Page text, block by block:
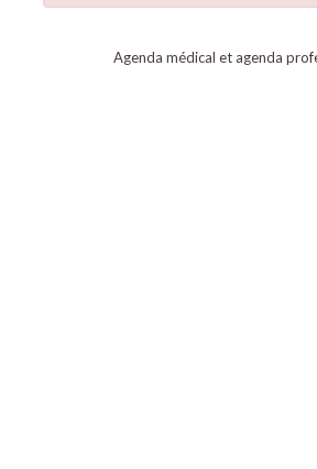
Agenda médical et agenda